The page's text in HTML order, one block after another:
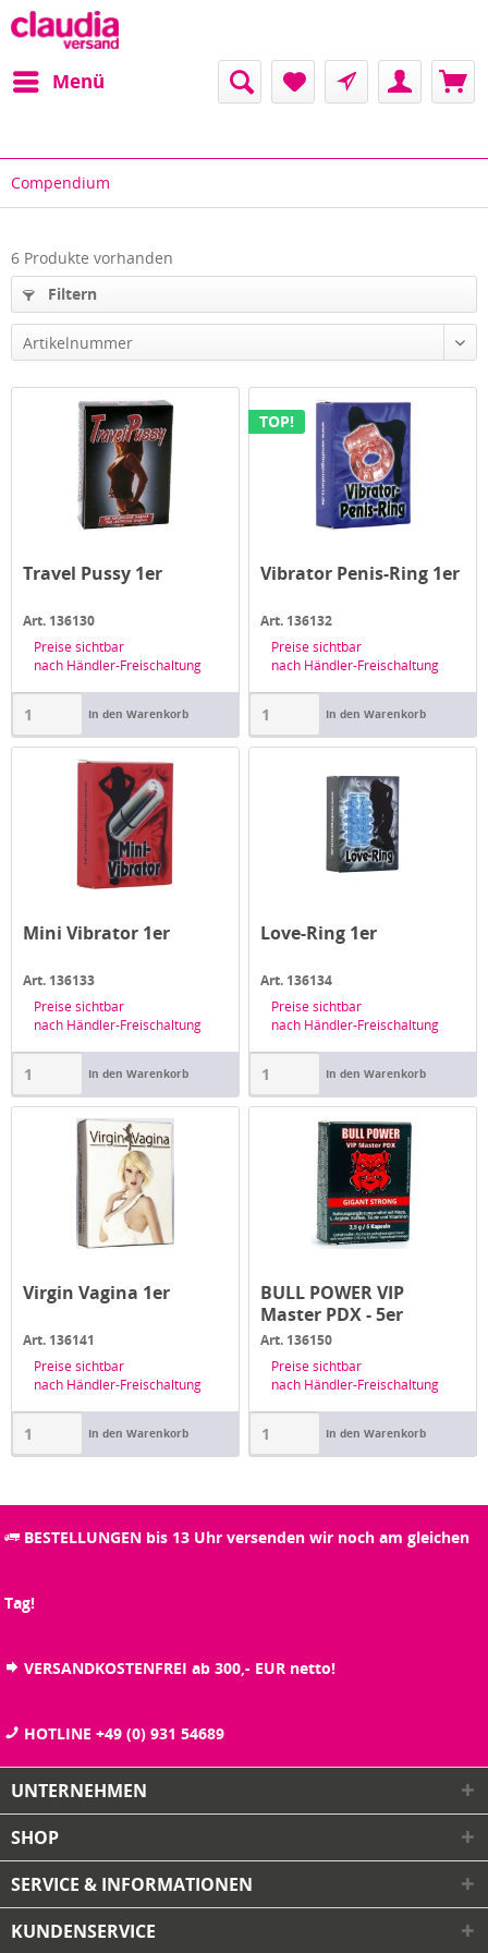
Menü
Compendium
6 Produkte vorhanden
Filtern
Artikelnummer
Travel Pussy 1er
Art. 136130
Preise sichtbar
nach Händler-Freischaltung
In den Warenkorb
TOP!
Vibrator Penis-Ring 1er
Art. 136132
Preise sichtbar
nach Händler-Freischaltung
In den Warenkorb
Mini Vibrator 1er
Art. 136133
Preise sichtbar
nach Händler-Freischaltung
In den Warenkorb
Love-Ring 1er
Art. 136134
Preise sichtbar
nach Händler-Freischaltung
In den Warenkorb
Virgin Vagina 1er
Art. 136141
Preise sichtbar
nach Händler-Freischaltung
In den Warenkorb
BULL POWER VIP
Master PDX - 5er
Art. 136150
Preise sichtbar
nach Händler-Freischaltung
In den Warenkorb
BESTELLUNGEN bis 13 Uhr versenden wir noch am gleichen
Tag!
VERSANDKOSTENFREI ab 300,- EUR netto!
HOTLINE +49 (0) 931 54689
UNTERNEHMEN
SHOP
SERVICE & INFORMATIONEN
KUNDENSERVICE